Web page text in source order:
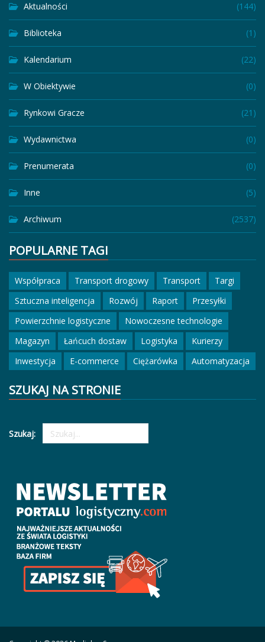
Aktualności (144)
Biblioteka (1)
Kalendarium (22)
W Obiektywie (0)
Rynkowi Gracze (21)
Wydawnictwa (0)
Prenumerata (0)
Inne (5)
Archiwum (2537)
POPULARNE TAGI
Współpraca Transport drogowy Transport
Targi
Sztuczna inteligencja
Rozwój Raport
Przesyłki
Powierzchnie logistyczne
Nowoczesne technologie
Magazyn
Łańcuch dostaw Logistyka
Kurierzy
Inwestycja
E-commerce Ciężarówka Automatyzacja
SZUKAJ NA STRONIE
Szukaj: